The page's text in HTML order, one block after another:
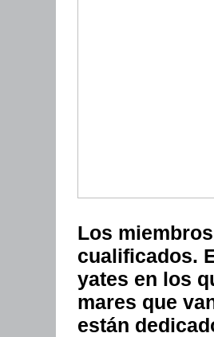
Los
cualificados.
yates en los
mares que
están